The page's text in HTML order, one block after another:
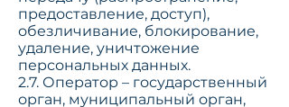
предоставление, доступ),
обезличивание, блокирование,
удаление, уничтожение
персональных данных.
2.7. Оператор – государственный
орган, муниципальный орган,